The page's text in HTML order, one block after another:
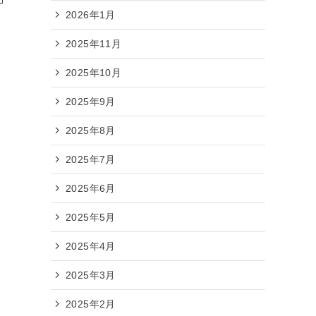
2026年1月
2025年11月
2025年10月
2025年9月
2025年8月
2025年7月
2025年6月
2025年5月
2025年4月
2025年3月
2025年2月